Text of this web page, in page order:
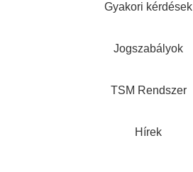
Gyakori kérdések
Jogszabályok
TSM Rendszer
Hírek